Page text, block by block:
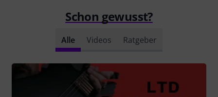
Schon gewusst?
Alle Videos Ratgeber